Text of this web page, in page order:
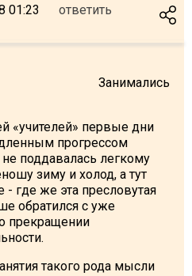
01:23 ответить
Занимались
«учителей» первые дни
прогрессом
поддавалась легкому
зиму и холод, а тут
где же эта пресловутая
обратился с уже
прекращении
такого рода мысли